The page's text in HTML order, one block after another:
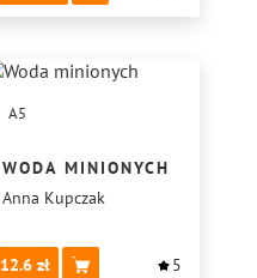
A5
WODA MINIONYCH
Anna Kupczak
12.6 5